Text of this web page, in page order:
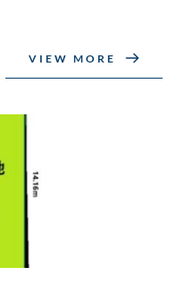
VIEW MORE